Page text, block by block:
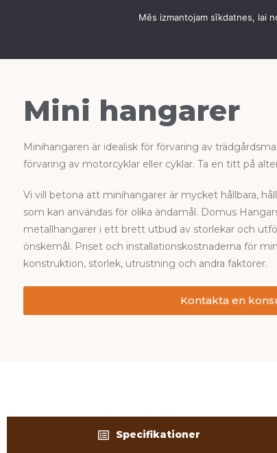
Mini hangarer
Minihangaren är idealisk för förvaring av
förvaring av motorcyklar eller cyklar. Ta en titt på
Vi vill betona att minihangarer är mycket hållbara,
som kan användas för olika ändamål. Domus
metallhangarer i ett brett utbud av storlekar och
önskemål. Priset och installationskostnaderna för
konstruktion, storlek, utrustning och andra faktorer.
Kontakta en
Specifikationer
Mēs izmantojam sīkdatnes, lai